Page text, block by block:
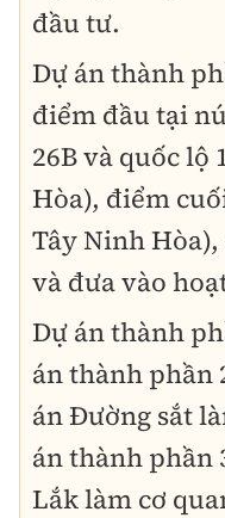
đầu tư.
Dự án thành
điểm đầu tại
26B và quốc
Hòa), điểm
Tây Ninh
và đưa vào
Dự án thành
án thành phần
án Đường sắt
án thành phần
Lắk làm cơ